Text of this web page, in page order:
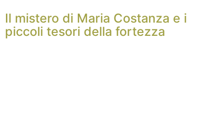
Il mistero di Maria Costanza e i
piccoli tesori della fortezza